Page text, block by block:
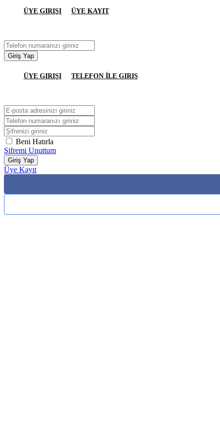
ÜYE GIRIŞI ÜYE KAYIT
Giriş Yap
ÜYE GIRIŞI TELEFON İLE GIRIŞ
Beni Hatırla
Şifremi Unuttum
Giriş Yap
Üye Kayıt